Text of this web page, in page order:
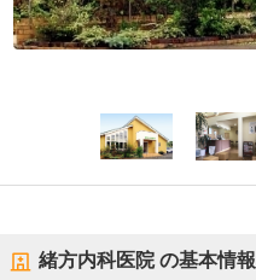
緒方内科医院の基本情報